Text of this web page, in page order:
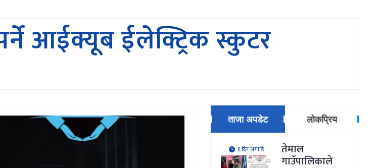
आईक्यूब ईलेक्ट्रिक स्कुटर
ताजा अपडेट लोकप्रिय
१ दिन अगाडि तेमाल
गाउँपालिकाले